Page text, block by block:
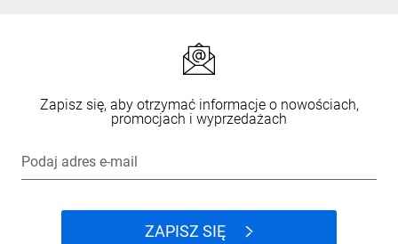
Zapisz się, aby otrzymać informacje o nowościach,
promocjach i wyprzedażach
Podaj adres e-mail
ZAPISZ SIĘ